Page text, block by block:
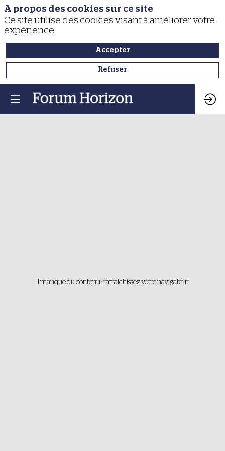
Il manque du contenu : rafraichissez votre navigateur
A propos des cookies sur ce site
Ce site utilise des cookies visant à améliorer votre
expérience.
Accepter
Refuser